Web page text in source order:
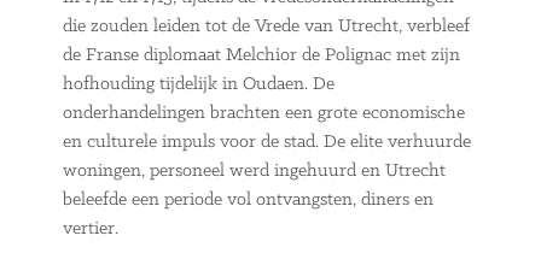
die zouden leiden tot de Vrede van Utrecht, verbleef
de Franse diplomaat Melchior de Polignac met zijn
hofhouding tijdelijk in Oudaen. De
onderhandelingen brachten een grote economische
en culturele impuls voor de stad. De elite verhuurde
woningen, personeel werd ingehuurd en Utrecht
beleefde een periode vol ontvangsten, diners en
vertier.